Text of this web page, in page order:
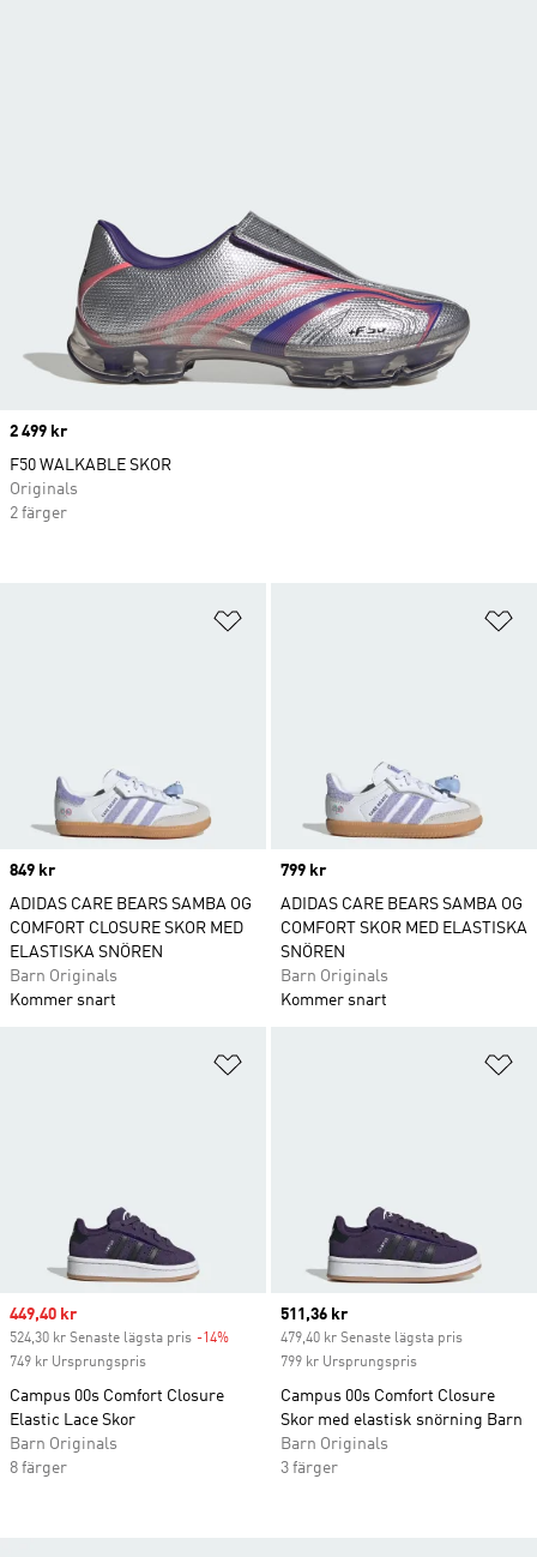
Price
849 kr
ADIDAS CARE BEARS SAMBA OG
COMFORT CLOSURE SKOR MED
ELASTISKA SNÖREN
Barn Originals
Kommer snart
Price
799 kr
ADIDAS CARE BEARS SAMBA OG
COMFORT SKOR MED ELASTISKA
SNÖREN
Barn Originals
Kommer snart
Sale price
449,40 kr
524,30 kr Senaste lägsta pris -14% Discount
749 kr Ursprungspris
Campus 00s Comfort Closure
Elastic Lace Skor
Barn Originals
8 färger
Current price
511,36 kr
479,40 kr Senaste lägsta pris
799 kr Ursprungspris
Campus 00s Comfort Closure
Skor med elastisk snörning Barn
Barn Originals
3 färger
Price
2 499 kr
F50 WALKABLE SKOR
Originals
2 färger